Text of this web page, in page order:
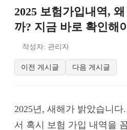
2025 보험가입내역,
까? 지금 바로 확인해
작성자: 관리자
이전 게시글 다음 게시글
2025년, 새해가 밝았습니
서 혹시 보험 가입 내역을